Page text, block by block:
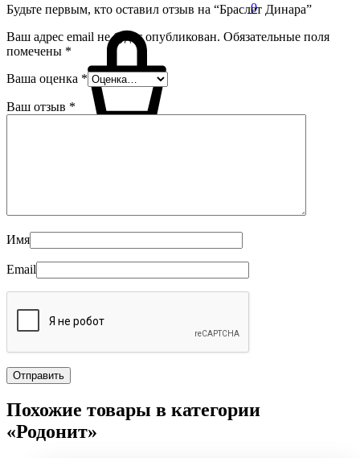
0
Будьте первым, кто оставил отзыв на “Браслет Динара”
Ваш адрес email не будет опубликован. Обязательные поля
помечены *
Ваша оценка *
Ваш отзыв *
Имя
Email
Похожие товары в категории
«Родонит»